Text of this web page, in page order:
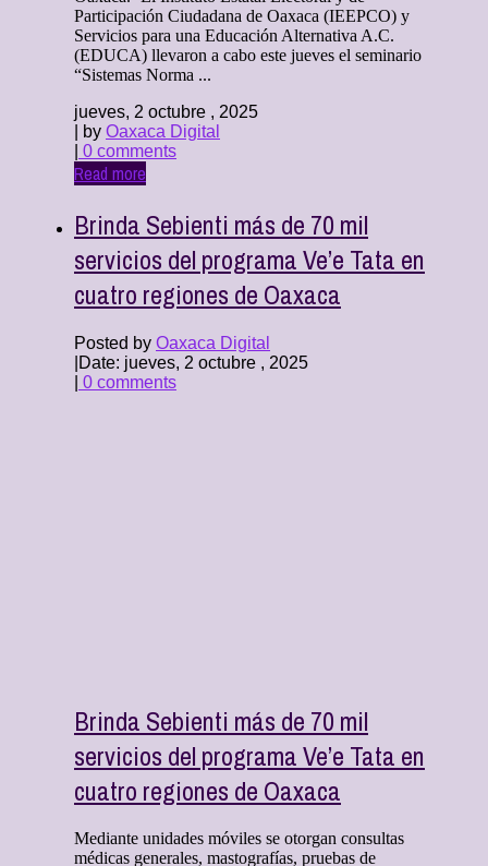
Participación Ciudadana de Oaxaca (IEEPCO) y
Servicios para una Educación Alternativa A.C.
(EDUCA) llevaron a cabo este jueves el seminario
“Sistemas Norma ...
jueves, 2 octubre , 2025
| by Oaxaca Digital
0 comments
Read more
Brinda Sebienti más de 70 mil
servicios del programa Ve’e Tata en
cuatro regiones de Oaxaca
Posted by Oaxaca Digital
Date: jueves, 2 octubre , 2025
0 comments
Brinda Sebienti más de 70 mil
servicios del programa Ve’e Tata en
cuatro regiones de Oaxaca
Mediante unidades móviles se otorgan consultas
médicas generales, mastografías, pruebas de